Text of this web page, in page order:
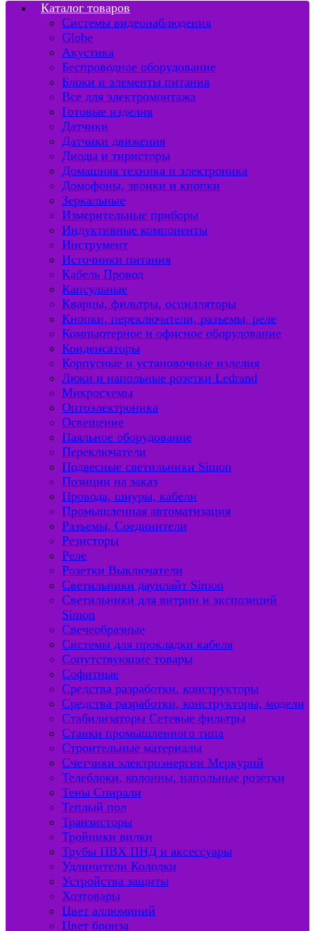
Каталог товаров
Системы видеонаблюдения
Globe
Акустика
Беспроводное оборудование
Блоки и элементы питания
Все для электромонтажа
Готовые изделия
Датчики
Датчики движения
Диоды и тиристоры
Домашняя техника и электроника
Домофоны, звонки и кнопки
Зеркальные
Измерительные приборы
Индуктивные компоненты
Инструмент
Источники питания
Кабель Провод
Капсульные
Кварцы, фильтры, осцилляторы
Кнопки, переключатели, разъемы, реле
Компьютерное и офисное оборудование
Конденсаторы
Корпусные и установочные изделия
Люки и напольные розетки Ledrand
Микросхемы
Оптоэлектроника
Освещение
Паяльное оборудование
Переключатели
Подвесные светильники Simon
Позиции на заказ
Провода, шнуры, кабели
Промышленная автоматизация
Разъемы, Соединители
Резисторы
Реле
Розетки Выключатели
Светильники даунлайт Simon
Светильники для витрин и экспозиций
Simon
Свечеобразные
Системы для прокладки кабеля
Сопутствующие товары
Софитные
Средства разработки, конструкторы
Средства разработки, конструкторы, модели
Стабилизаторы Сетевые фильтры
Станки промышленного типа
Строительные материалы
Счетчики электроэнергии Меркурий
Телеблоки, колонны, напольные розетки
Тены Спирали
Теплый пол
Транзисторы
Тройники вилки
Трубы ПВХ ПНД и аксессуары
Удлинители Колодки
Устройства защиты
Хозтовары
Цвет аллюминий
Цвет бронза